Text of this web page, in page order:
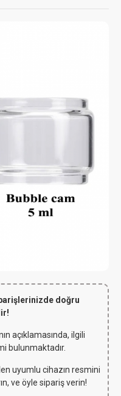
doğru
açıklamasında, ilgili
bulunmaktadır.
uyumlu cihazın resmini
ve öyle sipariş verin!